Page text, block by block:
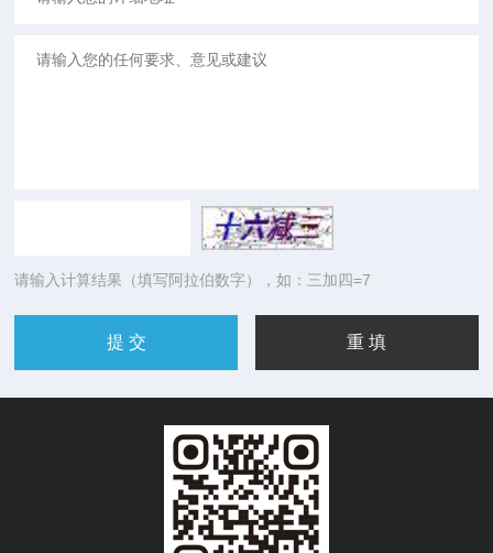
请输入计算结果（填写阿拉伯数字），如：三加四=7